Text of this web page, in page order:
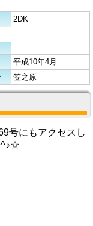
2DK
平成10年4月
笠之原
号にもアクセスし